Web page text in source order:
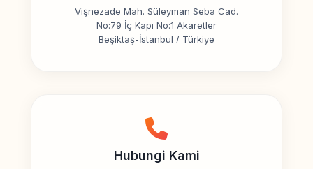
Vişnezade Mah. Süleyman Seba Cad.
No:79 İç Kapı No:1 Akaretler
Beşiktaş-İstanbul / Türkiye
Hubungi Kami